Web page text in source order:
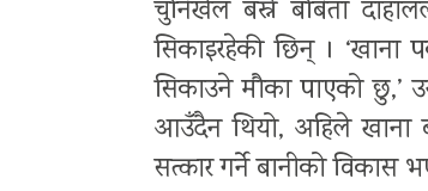
चुनिखेल बस्ने बबिता
सिकाइरहेकी छिन् । ‘खाना
सिकाउने मौका पाएको छु,’
आउँदैन थियो, अहिले खाना
सत्कार गर्ने बानीको विकास